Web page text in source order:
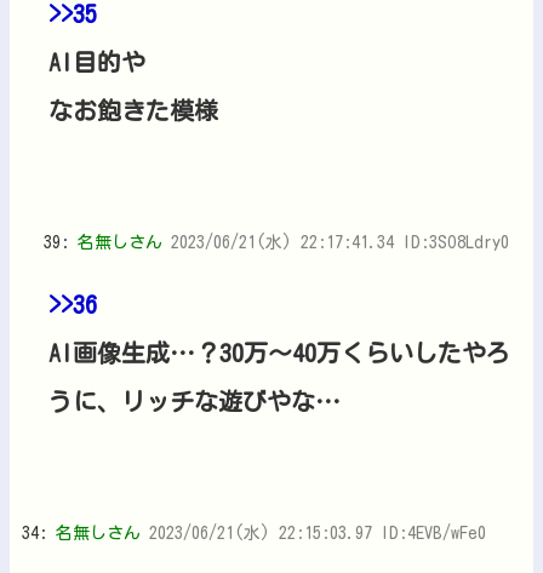
>>35
AI目的や
なお飽きた模様
39: 名無しさん 2023/06/21(水) 22:17:41.34 ID:3SO8Ldry0
>>36
AI画像生成…？30万～40万くらいしたやろ
うに、リッチな遊びやな…
34: 名無しさん 2023/06/21(水) 22:15:03.97 ID:4EVB/wFe0